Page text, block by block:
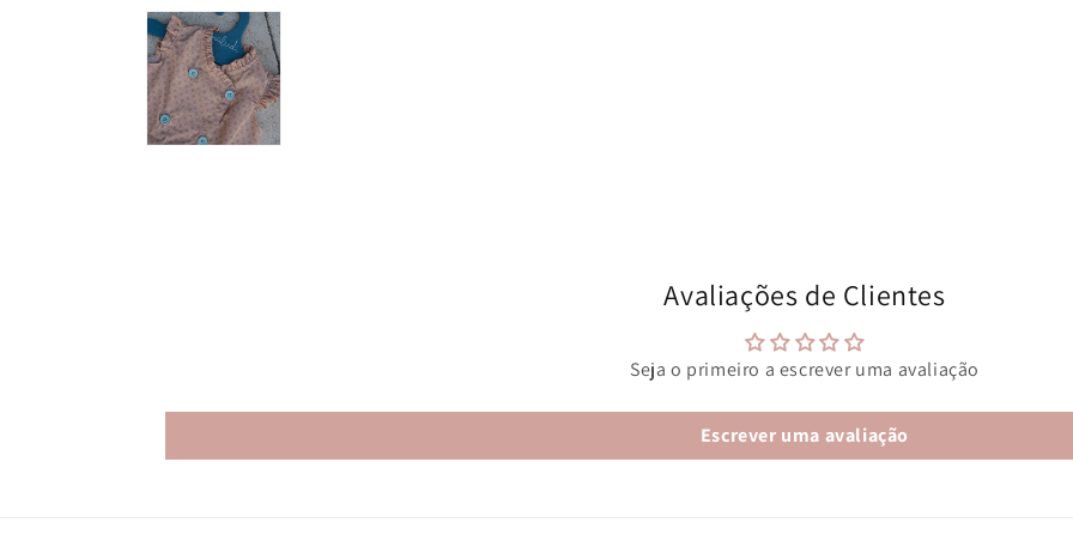
Avaliações de Clientes
Seja o primeiro a escrever uma avaliação
Escrever uma avaliação